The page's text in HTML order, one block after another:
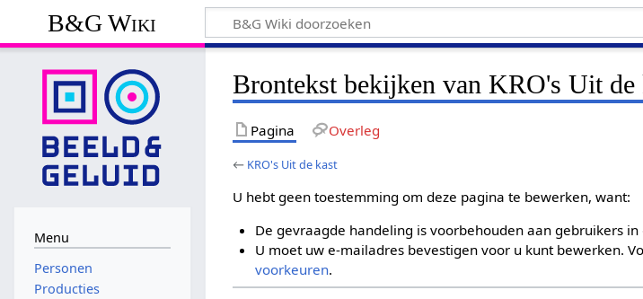
B&G Wiki
Brontekst bekijken van KRO's Uit de
Pagina Overleg
← KRO's Uit de kast
U hebt geen toestemming om deze pagina te bewerken, want:
De gevraagde handeling is voorbehouden aan gebruikers
U moet uw e-mailadres bevestigen voor u kunt bewerken.
voorkeuren.
Menu
Personen
Producties